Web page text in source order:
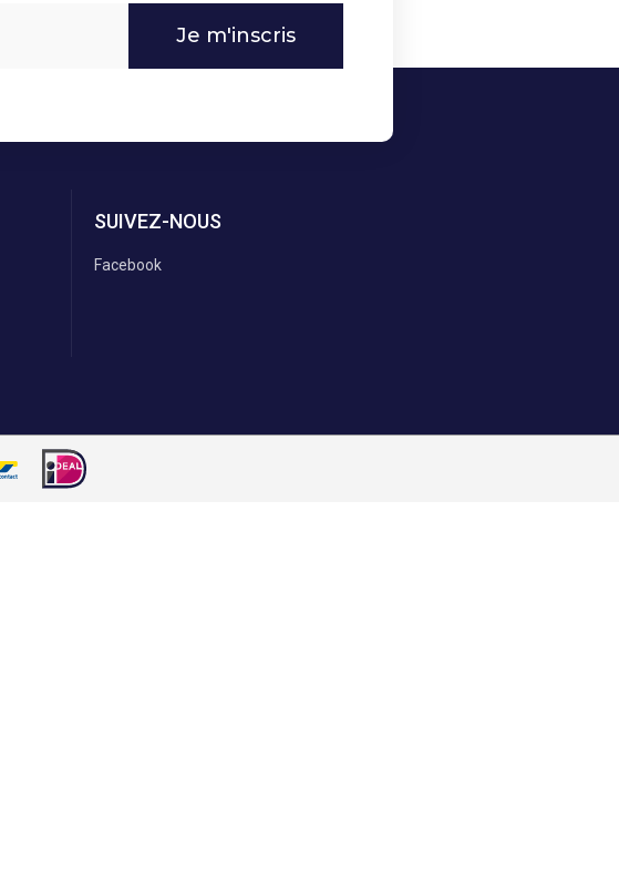
Je m'inscris
SUIVEZ-NOUS
Facebook